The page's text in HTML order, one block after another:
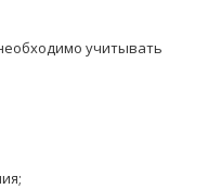
учитывать